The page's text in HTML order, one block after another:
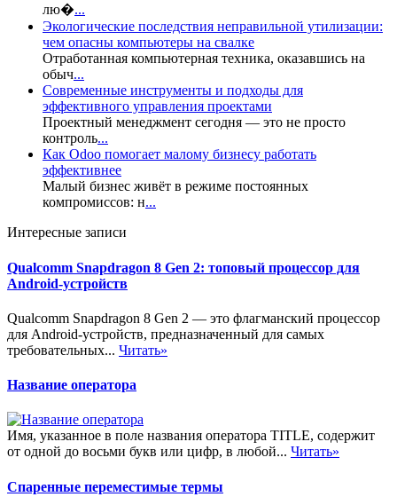
лю�...
Экологические последствия неправильной утилизации:
чем опасны компьютеры на свалке
Отработанная компьютерная техника, оказавшись на
обыч...
Современные инструменты и подходы для
эффективного управления проектами
Проектный менеджмент сегодня — это не просто
контроль...
Как Odoo помогает малому бизнесу работать
эффективнее
Малый бизнес живёт в режиме постоянных
компромиссов: н...
Интересные записи
Qualcomm Snapdragon 8 Gen 2: топовый процессор для
Android-устройств
Qualcomm Snapdragon 8 Gen 2 — это флагманский процессор
для Android-устройств, предназначенный для самых
требовательных... Читать»
Название оператора
Имя, указанное в поле названия оператора TITLE, содержит
от одной до восьми букв или цифр, в любой... Читать»
Спаренные переместимые термы